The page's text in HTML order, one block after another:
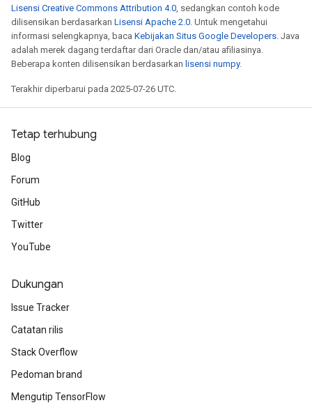
Lisensi Creative Commons Attribution 4.0, sedangkan contoh kode
dilisensikan berdasarkan Lisensi Apache 2.0. Untuk mengetahui
informasi selengkapnya, baca Kebijakan Situs Google Developers. Java
adalah merek dagang terdaftar dari Oracle dan/atau afiliasinya.
Beberapa konten dilisensikan berdasarkan lisensi numpy.
Terakhir diperbarui pada 2025-07-26 UTC.
Tetap terhubung
Blog
Forum
GitHub
Twitter
YouTube
Dukungan
Issue Tracker
Catatan rilis
Stack Overflow
Pedoman brand
Mengutip TensorFlow